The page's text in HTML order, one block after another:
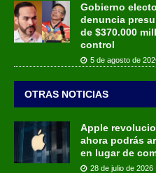
Gobierno
denuncia
de $370.000
control
5 de agosto de
OTRAS NOTICIAS
Apple
ahora podrás
en lugar de
28 de julio de 2026